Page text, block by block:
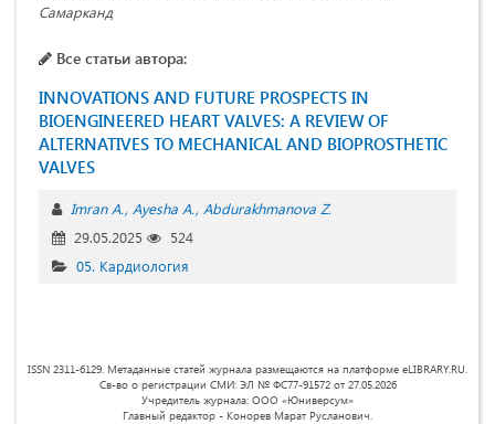
Самарканд
Все статьи автора:
INNOVATIONS AND FUTURE PROSPECTS IN
BIOENGINEERED HEART VALVES: A REVIEW OF
ALTERNATIVES TO MECHANICAL AND BIOPROSTHETIC
VALVES
Imran A. Ayesha A. Abdurakhmanova Z.
29.05.2025
524
05. Кардиология
ISSN 2311-6129. Метаданные статей журнала размещаются на платформе eLIBRARY.RU.
Св-во о регистрации СМИ: ЭЛ № ФС77-91572 от 27.05.2026
Учредитель журнала: ООО «Юниверсум»
Главный редактор - Конорев Марат Русланович.